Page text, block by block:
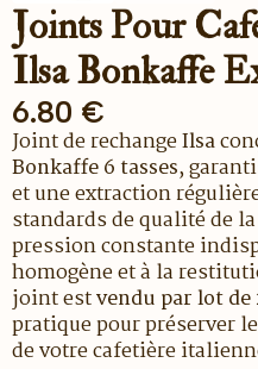
Joints Pour
Ilsa Bonkaffe
6.80 €
Joint de rechangeIlsa
Bonkaffe 6 tasses,
et une extraction
standards de qualité de
pression constante
homogène et à la
joint estvendu par lot
pratique pour préserver
de votre cafetière